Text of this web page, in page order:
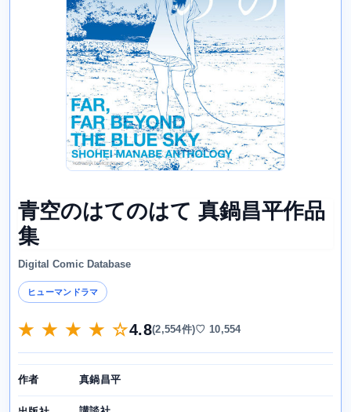
青空のはてのはて 真鍋昌平作品
集
Digital Comic Database
ヒューマンドラマ
★ ★ ★ ★ ☆4.8(2,554件)♡ 10,554
作者 真鍋昌平